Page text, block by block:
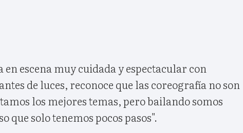
en escena muy cuidada y espectacular con
de luces, reconoce que las coreografía no son
los mejores temas, pero bailando somos
que solo tenemos pocos pasos".